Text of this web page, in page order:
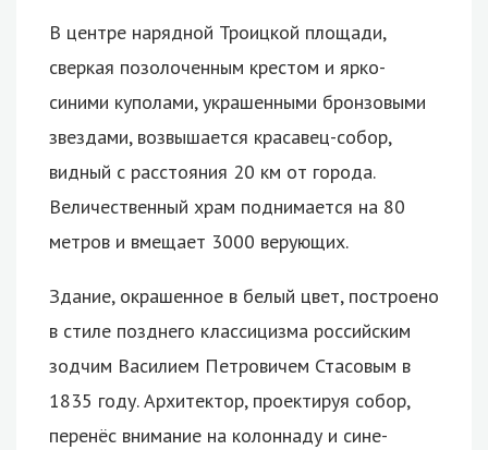
В центре нарядной Троицкой площади,
сверкая позолоченным крестом и ярко-
синими куполами, украшенными бронзовыми
звездами, возвышается красавец-собор,
видный с расстояния 20 км от города.
Величественный храм поднимается на 80
метров и вмещает 3000 верующих.
Здание, окрашенное в белый цвет, построено
в стиле позднего классицизма российским
зодчим Василием Петровичем Стасовым в
1835 году. Архитектор, проектируя собор,
перенёс внимание на колоннаду и сине-